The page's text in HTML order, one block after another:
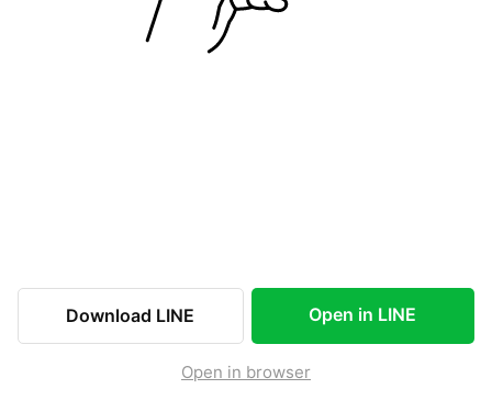
Download LINE Open in LINE
Open in browser